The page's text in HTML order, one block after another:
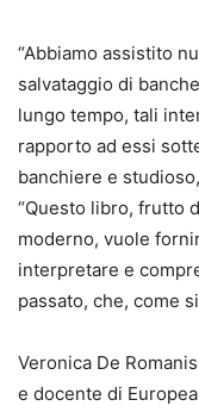
“Abbiamo assistito
salvataggio di
lungo tempo, tali
rapporto ad essi
banchiere e
“Questo libro, frutto
moderno, vuole
interpretare e
passato, che, come
Veronica De
e docente di